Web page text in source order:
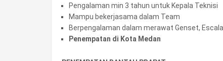
Pengalaman min 3 tahun untuk Kepala Teknisi
Mampu bekerjasama dalam Team
Berpengalaman dalam merawat Genset,
Penempatan di Kota Medan